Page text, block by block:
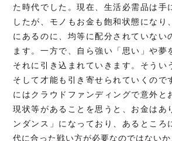
た時代でした。現在、生活必需品は手
したが、モノもお金も飽和状態になり
にあるのに、均等に配分されていない
ます。一方で、自ら強い「思い」や夢
それに引き込まれていきます。そうい
そして才能も引き寄せられていくので
にはクラウドファンディングで意外と
現状等があることを思うと、お金はあ
ンダンス」になっており、あるところ
代に合った戦い方が必要なのではないか